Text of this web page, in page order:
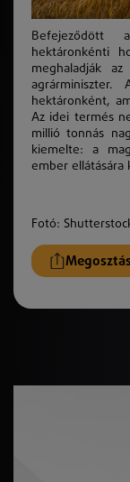
Befejeződött
hektáronkénti
meghaladják
hektáronként,
Az idei termés
millió tonnás
kiemelte: a
ember ellátására
Fotó: